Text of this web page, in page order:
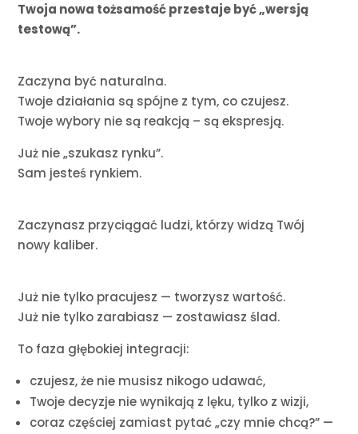
Twoja nowa tożsamość przestaje być „wersją
testową”.
Zaczyna być naturalna.
Twoje działania są spójne z tym, co czujesz.
Twoje wybory nie są reakcją – są ekspresją.
Już nie „szukasz rynku”.
Sam jesteś rynkiem.
Zaczynasz przyciągać ludzi, którzy widzą Twój
nowy kaliber.
Już nie tylko pracujesz — tworzysz wartość.
Już nie tylko zarabiasz — zostawiasz ślad.
To faza głębokiej integracji:
czujesz, że nie musisz nikogo udawać,
Twoje decyzje nie wynikają z lęku, tylko z wizji,
coraz częściej zamiast pytać „czy mnie chcą?” —